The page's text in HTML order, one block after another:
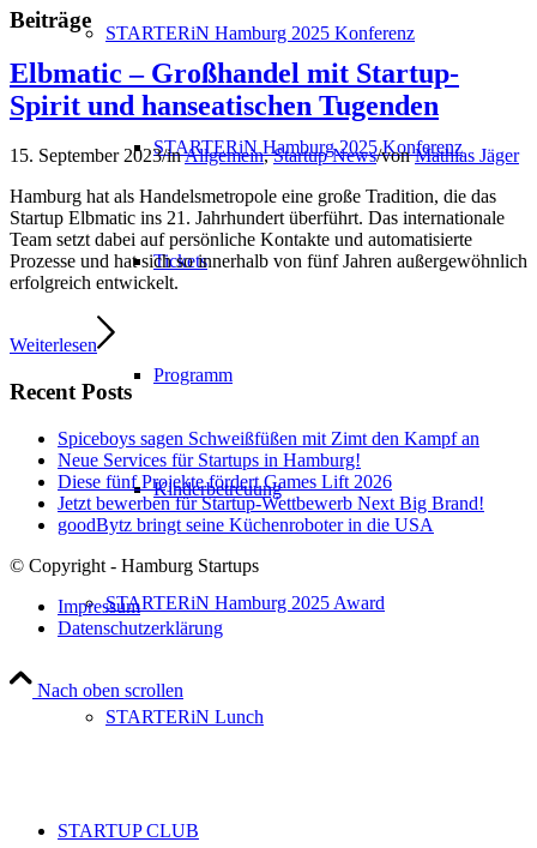
STARTERiN Hamburg 2025 Konferenz
STARTERiN Hamburg 2025 Konferenz
Tickets
Programm
Kinderbetreuung
STARTERiN Hamburg 2025 Award
STARTERiN Lunch
STARTUP CLUB
Beiträge
Elbmatic – Großhandel mit Startup-
Spirit und hanseatischen Tugenden
15. September 2023/inAllgemein,Startup News/vonMathias Jäger
Hamburg hat als Handelsmetropole eine große Tradition, die das
Startup Elbmatic ins 21. Jahrhundert überführt. Das internationale
Team setzt dabei auf persönliche Kontakte und automatisierte
Prozesse und hat sich so innerhalb von fünf Jahren außergewöhnlich
erfolgreich entwickelt.
Weiterlesen
Recent Posts
Spiceboys sagen Schweißfüßen mit Zimt den Kampf an
Neue Services für Startups in Hamburg!
Diese fünf Projekte fördert Games Lift 2026
Jetzt bewerben für Startup-Wettbewerb Next Big Brand!
goodBytz bringt seine Küchenroboter in die USA
© Copyright - Hamburg Startups
Impressum
Datenschutzerklärung
Nach oben scrollen